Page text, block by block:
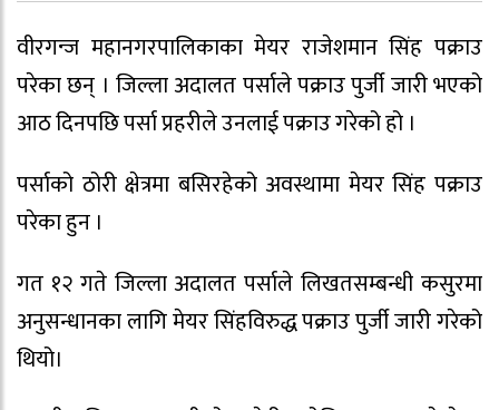
वीरगन्ज महानगरपालिकाका मेयर राजेशमान सिंह पक्राउ
परेका छन् । जिल्ला अदालत पर्साले पक्राउ पुर्जी जारी भएको
आठ दिनपछि पर्सा प्रहरीले उनलाई पक्राउ गरेको हो ।
पर्साको ठोरी क्षेत्रमा बसिरहेको अवस्थामा मेयर सिंह पक्राउ
परेका हुन ।
गत १२ गते जिल्ला अदालत पर्साले लिखतसम्बन्धी कसुरमा
अनुसन्धानका लागि मेयर सिंहविरुद्ध पक्राउ पुर्जी जारी गरेको
थियो।